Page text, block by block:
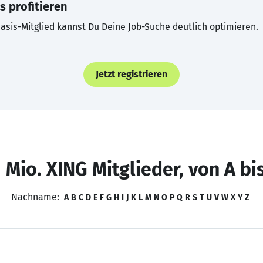
profitieren
Mitglied kannst Du Deine Job-Suche deutlich optimieren.
Jetzt registrieren
Mio. XING Mitglieder, von A
Nachname: A B C D E F G H I J K L M N O P Q R S T U V W X Y Z